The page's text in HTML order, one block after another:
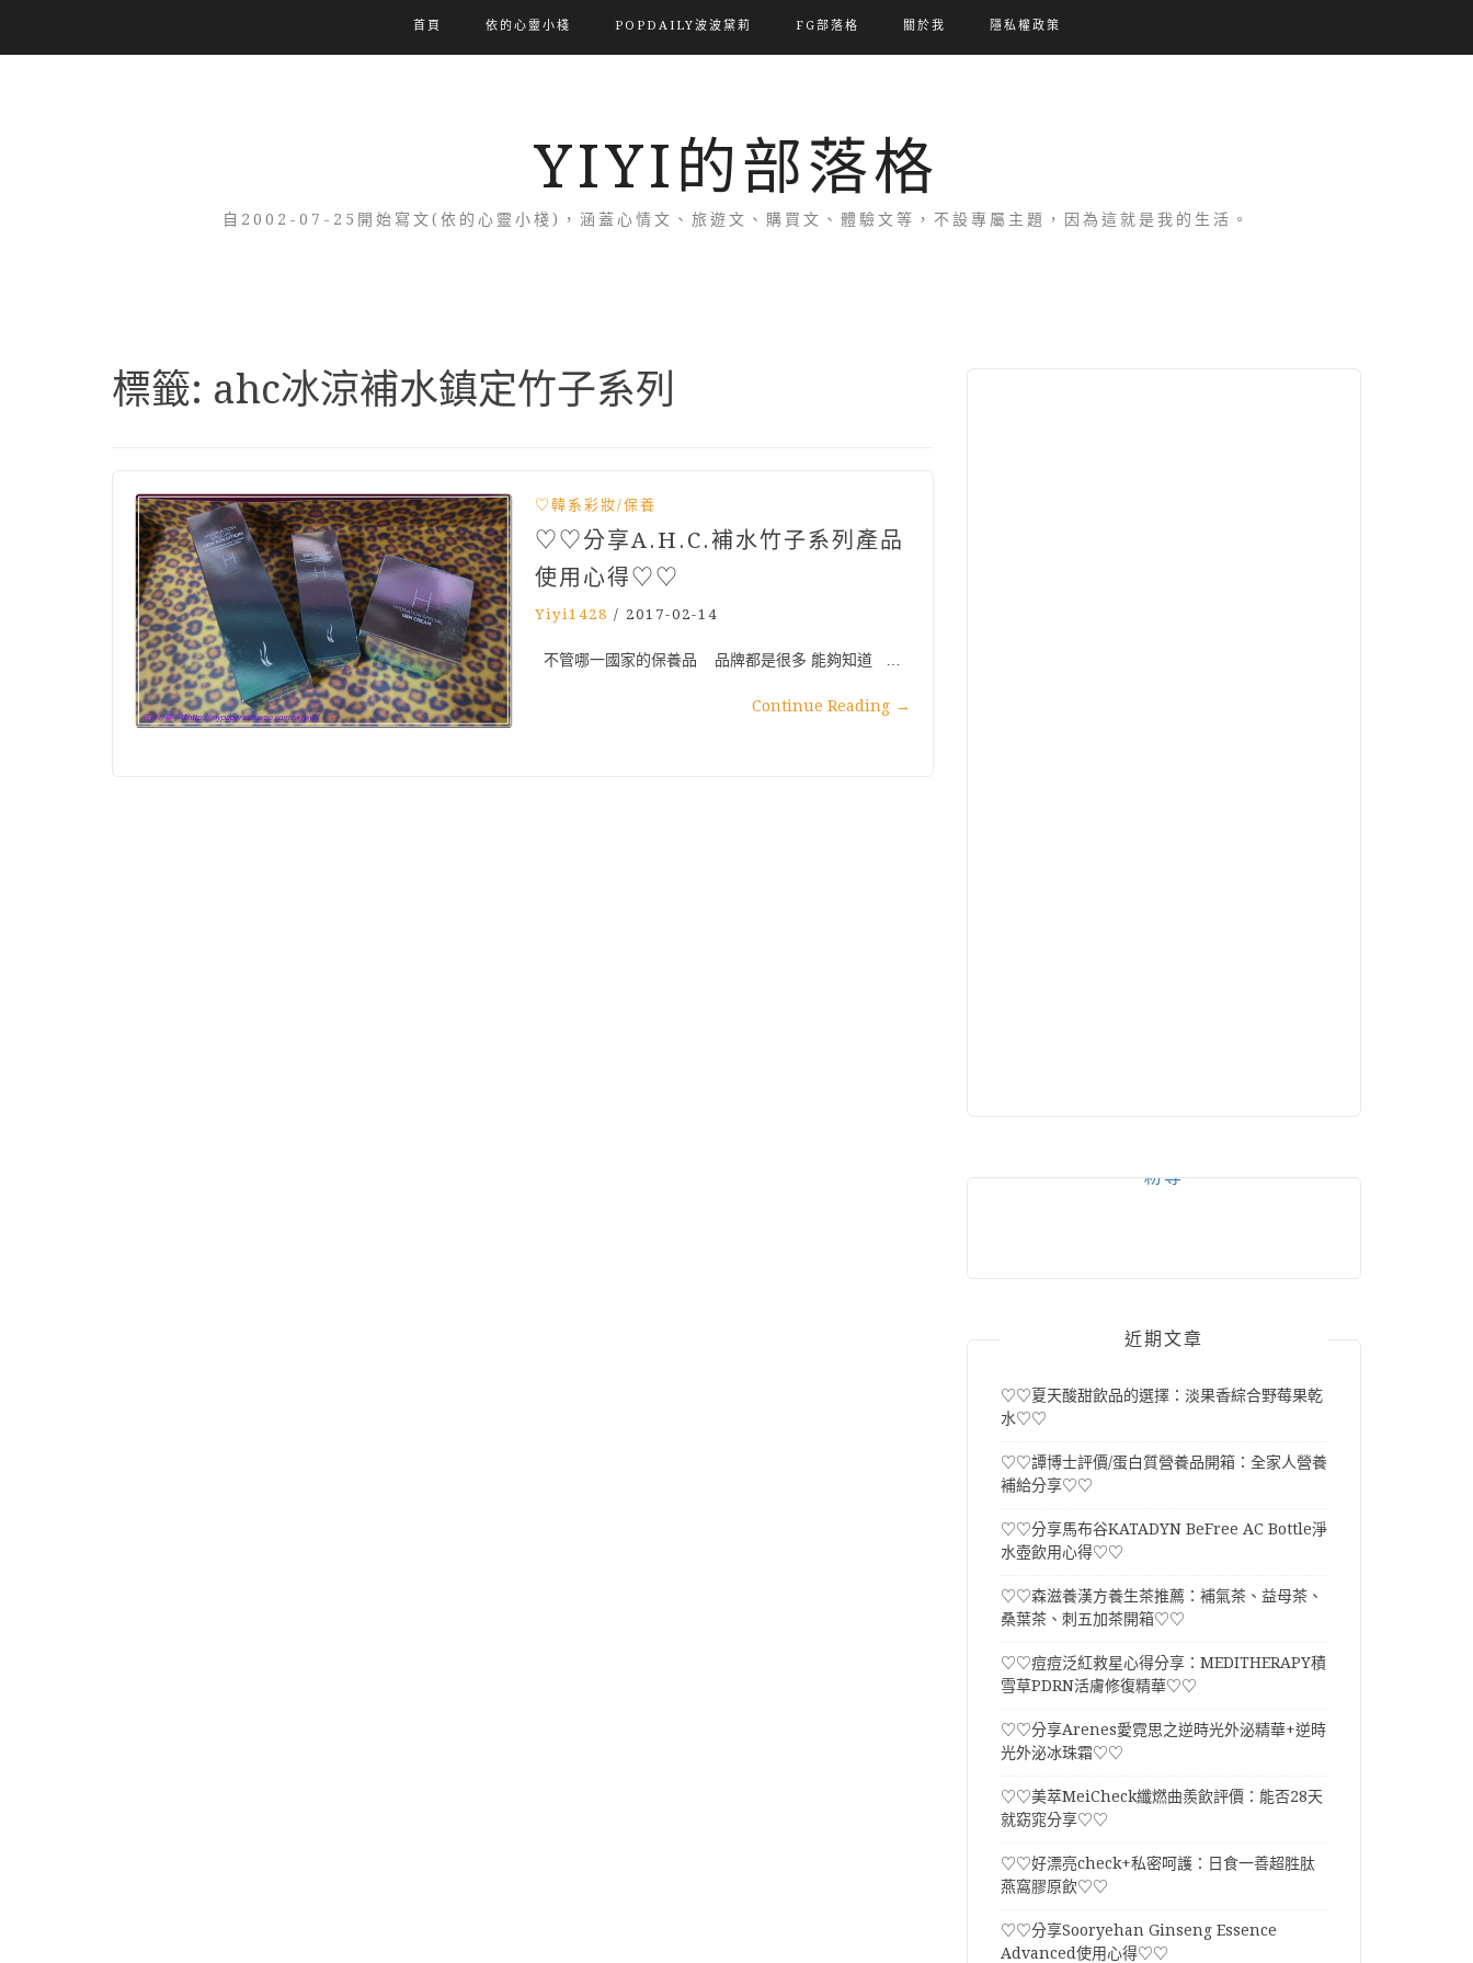
首頁 依的心靈小棧 POPDAILY波波黛莉 FG部落格 關於我 隱私權政策
YIYI的部落格
自2002-07-25開始寫文(依的心靈小棧)，涵蓋心情文、旅遊文、購買文、體驗文等，不設專屬主題，因為這就是我的生活。
標籤: ahc冰涼補水鎮定竹子系列
♡韓系彩妝/保養
♡♡分享A.H.C.補水竹子系列產品
使用心得♡♡
Yiyi1428 / 2017-02-14
不管哪一國家的保養品 品牌都是很多 能夠知道 …
Continue Reading →
粉專
近期文章
♡♡夏天酸甜飲品的選擇：淡果香綜合野莓果乾
水♡♡
♡♡譚博士評價/蛋白質營養品開箱：全家人營養
補給分享♡♡
♡♡分享馬布谷KATADYN BeFree AC Bottle淨
水壺飲用心得♡♡
♡♡森滋養漢方養生茶推薦：補氣茶、益母茶、
桑葉茶、刺五加茶開箱♡♡
♡♡痘痘泛紅救星心得分享：MEDITHERAPY積
雪草PDRN活膚修復精華♡♡
♡♡分享Arenes愛霓思之逆時光外泌精華+逆時
光外泌冰珠霜♡♡
♡♡美萃MeiCheck纖燃曲羨飲評價：能否28天
就窈窕分享♡♡
♡♡好漂亮check+私密呵護：日食一善超胜肽
燕窩膠原飲♡♡
♡♡分享Sooryehan Ginseng Essence
Advanced使用心得♡♡